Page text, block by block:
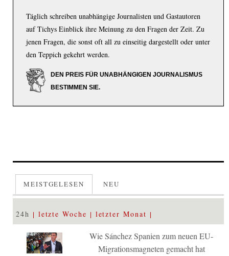
Täglich schreiben unabhängige Journalisten und Gastautoren
auf Tichys Einblick ihre Meinung zu den Fragen der Zeit. Zu
jenen Fragen, die sonst oft all zu einseitig dargestellt oder unter
den Teppich gekehrt werden.
DEN PREIS FÜR UNABHÄNGIGEN JOURNALISMUS
BESTIMMEN SIE.
MEISTGELESEN NEU
24h letzte Woche letzter Monat
Wie Sánchez Spanien zum neuen EU-
Migrationsmagneten gemacht hat